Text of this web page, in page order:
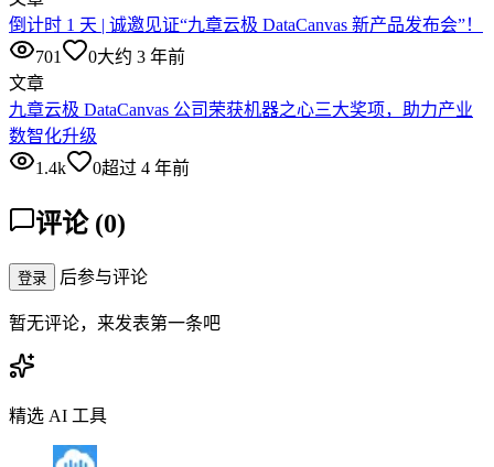
倒计时 1 天 | 诚邀见证“九章云极 DataCanvas 新产品发布会”！
701
0大约 3 年前
文章
九章云极 DataCanvas 公司荣获机器之心三大奖项，助力产业
数智化升级
1.4k
0超过 4 年前
评论 (0)
登录 后参与评论
暂无评论，来发表第一条吧
精选 AI 工具